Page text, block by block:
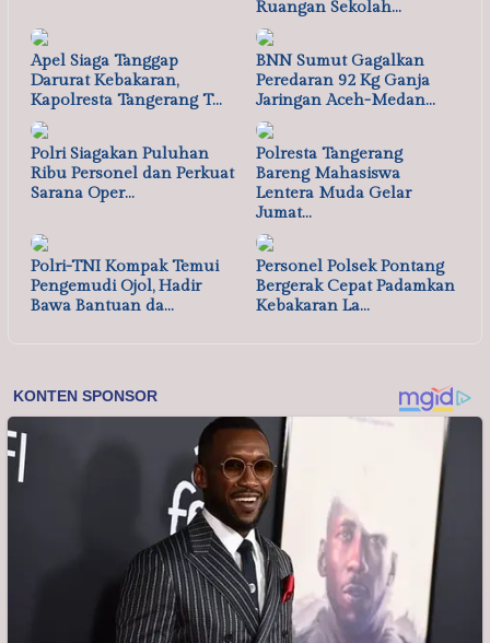
Ruangan Sekolah…
Apel Siaga Tanggap
Darurat Kebakaran,
Kapolresta Tangerang T…
BNN Sumut Gagalkan
Peredaran 92 Kg Ganja
Jaringan Aceh-Medan…
Polri Siagakan Puluhan
Ribu Personel dan Perkuat
Sarana Oper…
Polresta Tangerang
Bareng Mahasiswa
Lentera Muda Gelar
Jumat…
Polri-TNI Kompak Temui
Pengemudi Ojol, Hadir
Bawa Bantuan da…
Personel Polsek Pontang
Bergerak Cepat Padamkan
Kebakaran La…